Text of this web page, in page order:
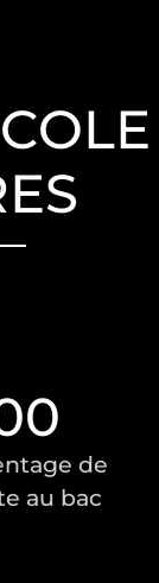
de
au bac